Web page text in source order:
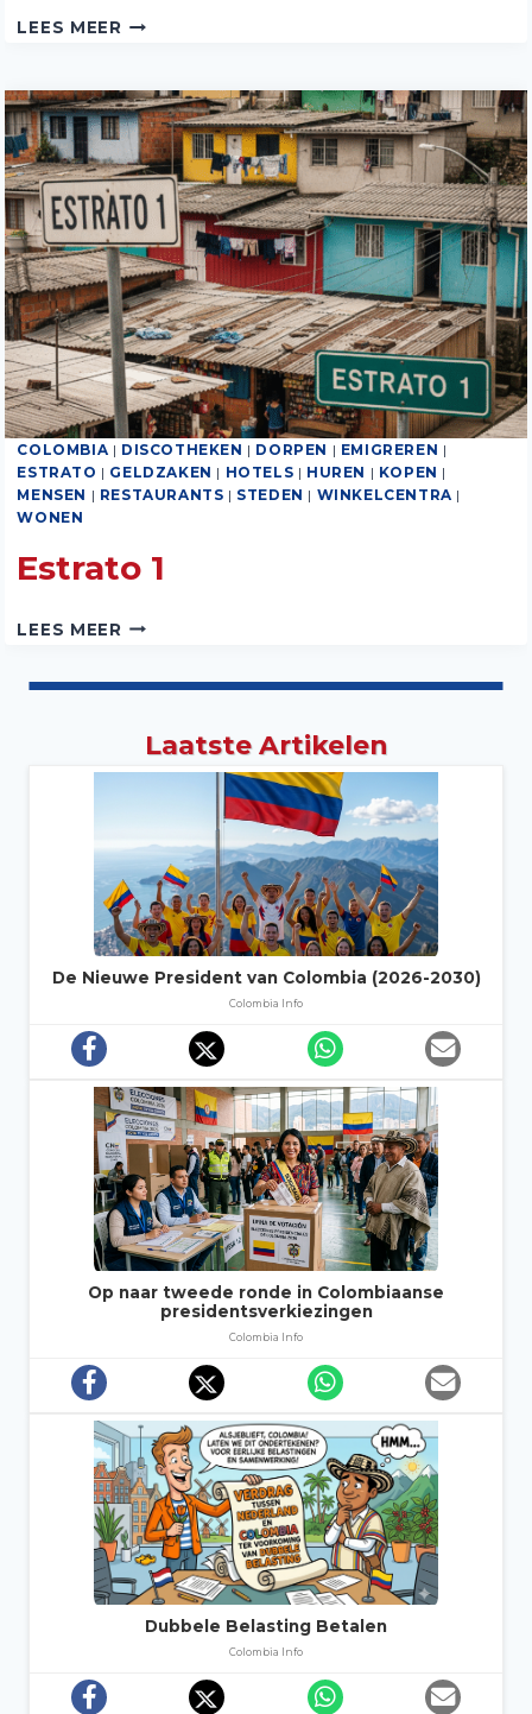
LEES MEERESTRATO
COLOMBIA | DISCOTHEKEN | DORPEN | EMIGREREN |
ESTRATO | GELDZAKEN | HOTELS | HUREN | KOPEN |
MENSEN | RESTAURANTS | STEDEN | WINKELCENTRA |
WONEN
Estrato 1
LEES MEERESTRATO
Laatste Artikelen
De Nieuwe President van Colombia (2026-2030)
Colombia Info
Op naar tweede ronde in Colombiaanse
presidentsverkiezingen
Colombia Info
Dubbele Belasting Betalen
Colombia Info